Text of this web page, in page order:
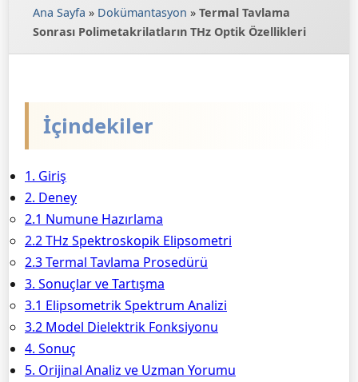
Ana Sayfa » Dokümantasyon » Termal Tavlama
Sonrası Polimetakrilatların THz Optik Özellikleri
İçindekiler
1. Giriş
2. Deney
2.1 Numune Hazırlama
2.2 THz Spektroskopik Elipsometri
2.3 Termal Tavlama Prosedürü
3. Sonuçlar ve Tartışma
3.1 Elipsometrik Spektrum Analizi
3.2 Model Dielektrik Fonksiyonu
4. Sonuç
5. Orijinal Analiz ve Uzman Yorumu